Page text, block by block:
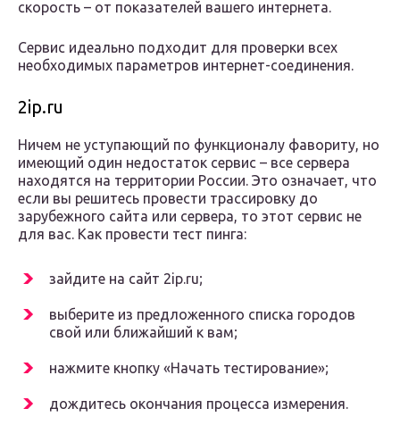
скорость – от показателей вашего интернета.
Сервис идеально подходит для проверки всех
необходимых параметров интернет-соединения.
2ip.ru
Ничем не уступающий по функционалу фавориту, но
имеющий один недостаток сервис – все сервера
находятся на территории России. Это означает, что
если вы решитесь провести трассировку до
зарубежного сайта или сервера, то этот сервис не
для вас. Как провести тест пинга:
зайдите на сайт 2ip.ru;
выберите из предложенного списка городов
свой или ближайший к вам;
нажмите кнопку «Начать тестирование»;
дождитесь окончания процесса измерения.